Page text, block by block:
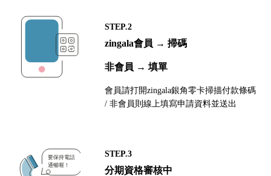
STEP.2
zingala會員 → 掃碼
非會員 → 填單
會員請打開zingala銀角零卡掃描付款條碼
/ 非會員則線上填寫申請資料並送出
STEP.3
分期資格審核中